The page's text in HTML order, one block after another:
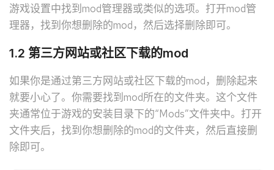
游戏设置中找到mod管理器或类似的选项。打开mod管
理器，找到你想删除的mod，然后选择删除即可。
1.2 第三方网站或社区下载的mod
如果你是通过第三方网站或社区下载的mod，删除起来
就要小心了。你需要找到mod所在的文件夹。这个文件
夹通常位于游戏的安装目录下的“Mods”文件夹中。打开
文件夹后，找到你想删除的mod的文件夹，然后直接删
除即可。